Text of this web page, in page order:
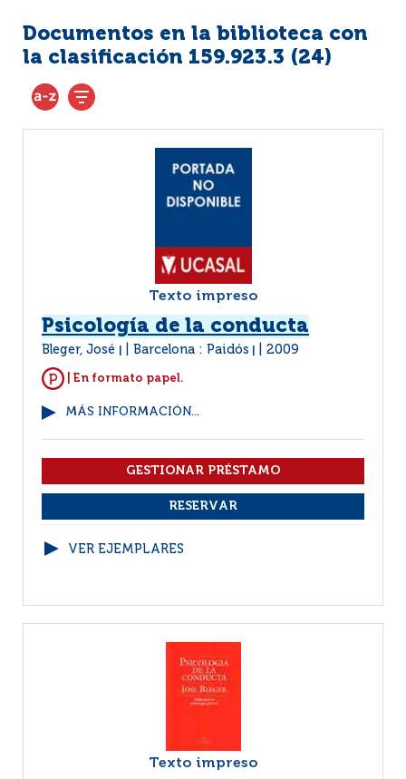
Documentos en la biblioteca con
la clasificación 159.923.3 (24)
Texto impreso
Psicología de la conducta
Bleger, José Barcelona : Paidós 2009
| En formato papel.
MÁS INFORMACIÓN...
VER EJEMPLARES
Texto impreso